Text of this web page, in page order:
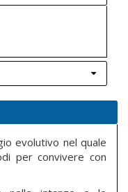
evolutivo nel quale
per convivere con